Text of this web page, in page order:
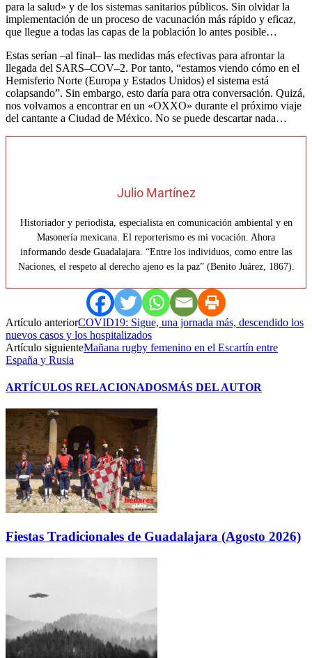
para la salud» y de los sistemas sanitarios públicos. Sin olvidar la
implementación de un proceso de vacunación más rápido y eficaz,
que llegue a todas las capas de la población lo antes posible…
Estas serían –al final– las medidas más efectivas para afrontar la
llegada del SARS–COV–2. Por tanto, “estamos viendo cómo en el
Hemisferio Norte (Europa y Estados Unidos) el sistema está
colapsando”. Sin embargo, esto daría para otra conversación. Quizá,
nos volvamos a encontrar en un «OXXO» durante el próximo viaje
del cantante a Ciudad de México. No se puede descartar nada…
Julio Martínez
Historiador y periodista, especialista en comunicación ambiental y en
Masonería mexicana. El reporterismo es mi vocación. Ahora
informando desde Guadalajara. “Entre los individuos, como entre las
Naciones, el respeto al derecho ajeno es la paz” (Benito Juárez, 1867).
Artículo anteriorCOVID19: Sigue, una jornada más, descendido los
nuevos casos y los hospitalizados
Artículo siguienteMañana rugby femenino en el Escartín entre
España y Rusia
ARTÍCULOS RELACIONADOSMÁS DEL AUTOR
Fiestas Tradicionales de Guadalajara (Agosto 2026)